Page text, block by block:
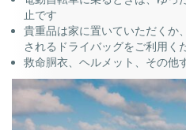
止です
貴重品は家に置いていただくか
されるドライバッグをご利用く
救命胴衣、ヘルメット、その他